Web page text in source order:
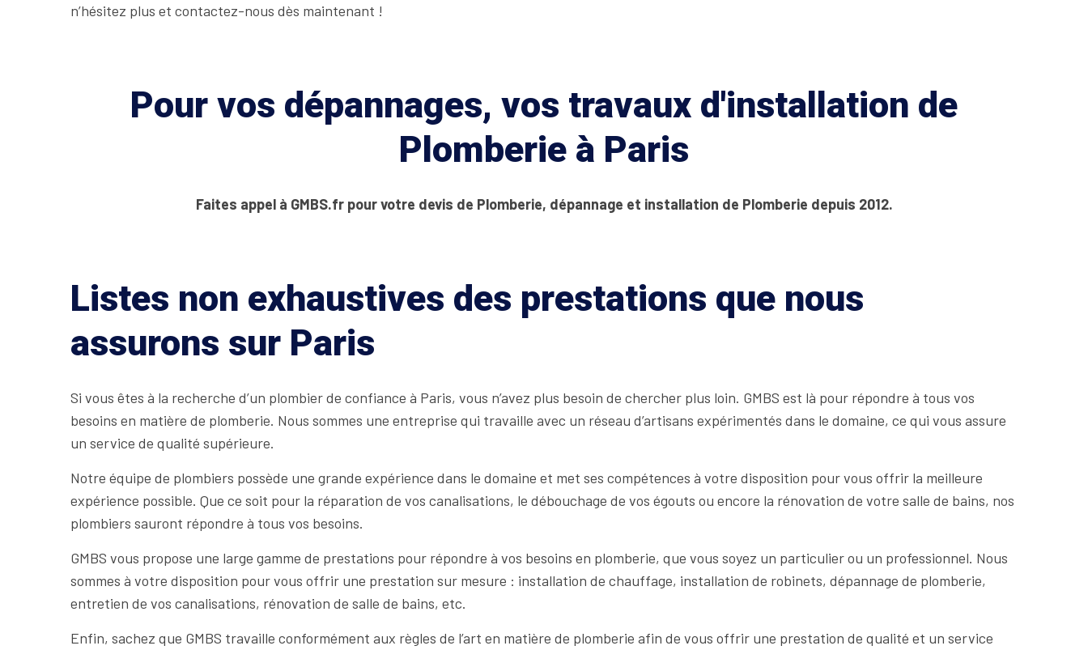
n’hésitez plus et contactez-nous dès maintenant !
Pour vos dépannages, vos travaux d'installation de
Plomberie à Paris
Faites appel à GMBS.fr pour votre devis de Plomberie, dépannage et installation de Plomberie depuis 2012.
Listes non exhaustives des prestations que nous
assurons sur Paris
Si vous êtes à la recherche d’un plombier de confiance à Paris, vous n’avez plus besoin de chercher plus loin. GMBS est là pour répondre à tous vos
besoins en matière de plomberie. Nous sommes une entreprise qui travaille avec un réseau d’artisans expérimentés dans le domaine, ce qui vous assure
un service de qualité supérieure.
Notre équipe de plombiers possède une grande expérience dans le domaine et met ses compétences à votre disposition pour vous offrir la meilleure
expérience possible. Que ce soit pour la réparation de vos canalisations, le débouchage de vos égouts ou encore la rénovation de votre salle de bains, nos
plombiers sauront répondre à tous vos besoins.
GMBS vous propose une large gamme de prestations pour répondre à vos besoins en plomberie, que vous soyez un particulier ou un professionnel. Nous
sommes à votre disposition pour vous offrir une prestation sur mesure : installation de chauffage, installation de robinets, dépannage de plomberie,
entretien de vos canalisations, rénovation de salle de bains, etc.
Enfin, sachez que GMBS travaille conformément aux règles de l’art en matière de plomberie afin de vous offrir une prestation de qualité et un service